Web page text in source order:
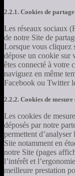
2.2.1. Cookies de
Les réseaux sociaux
de notre Site de
Lorsque vous cliquez
dépose un cookie sur
êtes connecté à votre
naviguez en même
Facebook ou Twitter
2.2.2. Cookies de mesure
Les cookies de
déposés par notre
permettent
Site notamment en
notre Site (pages
l’intérêt et
meilleure prestation